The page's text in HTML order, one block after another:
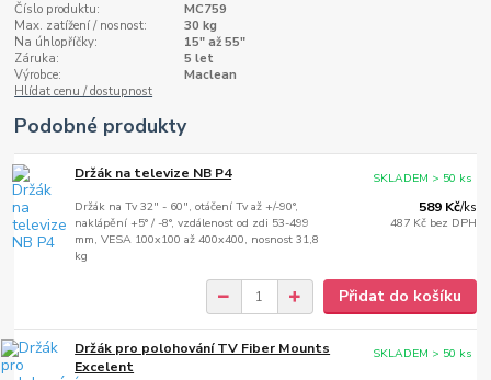
Číslo produktu:
MC759
Max. zatížení / nosnost:
30 kg
Na úhlopříčky:
15" až 55"
Záruka:
5 let
Výrobce:
Maclean
Hlídat cenu / dostupnost
Podobné produkty
Držák na televize NB P4
Držák na Tv 32" - 60", otáčení Tv až +/-90°,
naklápění +5° / -8°, vzdálenost od zdi 53-499
mm, VESA 100x100 až 400x400, nosnost 31,8
kg
589 Kč/ks
487 Kč bez DPH
SKLADEM > 50 ks
Přidat do košíku
Držák pro polohování TV Fiber Mounts
Excelent
SKLADEM > 50 ks